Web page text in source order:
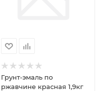
Грунт-эмаль по
ржавчине красная 1,9кг